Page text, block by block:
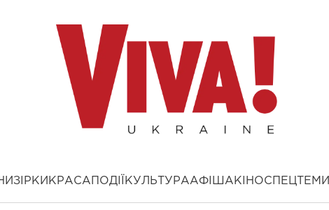
ЗІРКИ КРАСА ПОДІЇ КУЛЬТУРААФІША КІНОСПЕЦТЕМИ